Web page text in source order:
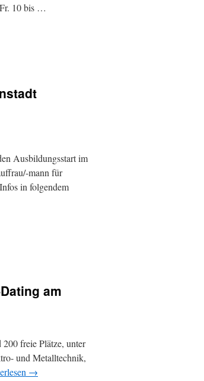
10 bis …
Ausbildungsstart im
mann für
in folgendem
am
freie Plätze, unter
und Metalltechnik,
→